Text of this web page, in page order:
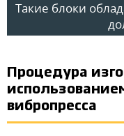
Такие блоки
Процедура
вибропресса